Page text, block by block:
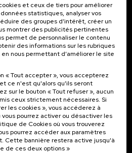
à recevoir les
Intéressant...
Activités précédentes
et ceux de tiers pour améliorer
statistiques, analyser vos
des groupes d’intérêt, créer un
montrer des publicités pertinentes
permet de personnaliser le contenu
des informations sur les rubriques
nous permettant d’améliorer le site
« Tout accepter », vous accepterez
ce n'est qu'alors qu'ils seront
sur le bouton « Tout refuser », aucun
ceux strictement nécessaires. Si
les cookies », vous accéderez à
pourrez activer ou désactiver les
de Cookies où vous trouverez
pourrez accéder aux paramètres
Cette bannière restera active jusqu'à
de ces deux options »